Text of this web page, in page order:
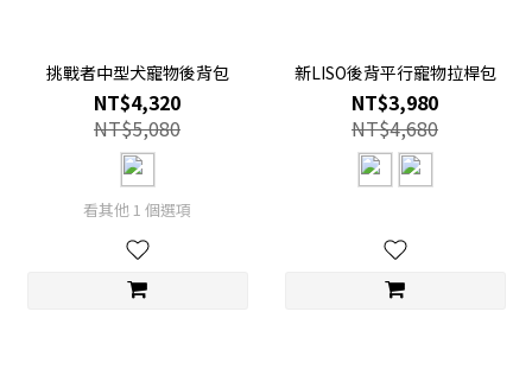
挑戰者中型犬寵物後背包
NT$4,320
NT$5,080
看其他 1 個選項
新LISO後背平行寵物拉桿包
NT$3,980
NT$4,680